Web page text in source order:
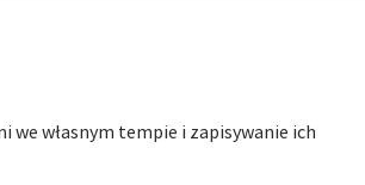
własnym tempie i zapisywanie ich